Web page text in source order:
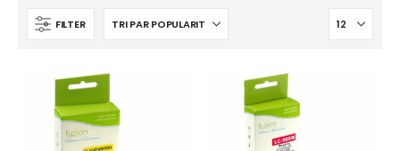
FILTER